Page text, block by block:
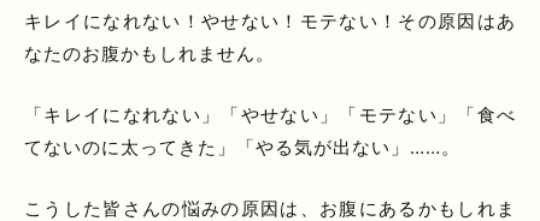
キレイになれない！やせない！モテない！その原因はあ
なたのお腹かもしれません。
「キレイになれない」「やせない」「モテない」「食べ
てないのに太ってきた」「やる気が出ない」……。
こうした皆さんの悩みの原因は、お腹にあるかもしれま